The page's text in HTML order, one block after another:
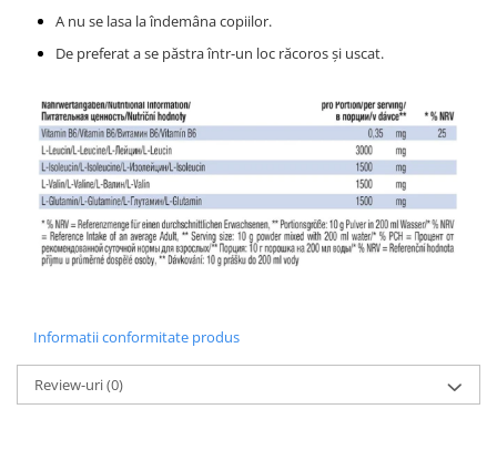
A nu se lasa la îndemâna copiilor.
De preferat a se păstra într-un loc răcoros și uscat.
Informatii conformitate produs
Review-uri(0)